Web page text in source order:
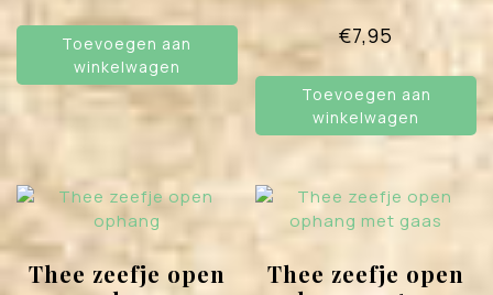
Toevoegen aan
winkelwagen
€7,95
Toevoegen aan
winkelwagen
Thee zeefje open
Thee zeefje open